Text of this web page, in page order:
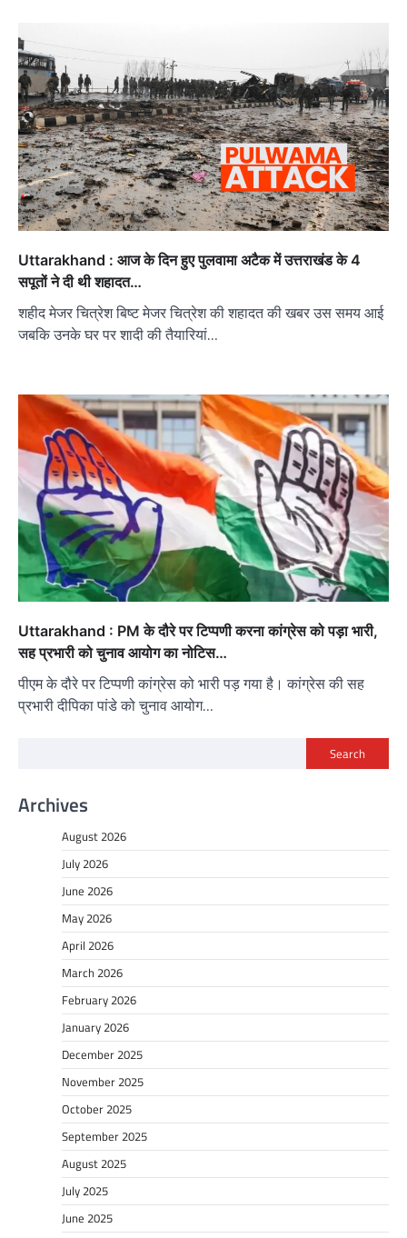
Uttarakhand : आज के दिन हुए पुलवामा अटैक में उत्तराखंड के 4
सपूतों ने दी थी शहादत…
शहीद मेजर चित्रेश बिष्ट मेजर चित्रेश की शहादत की खबर उस समय आई
जबकि उनके घर पर शादी की तैयारियां…
Uttarakhand : PM के दौरे पर टिप्पणी करना कांग्रेस को पड़ा भारी,
सह प्रभारी को चुनाव आयोग का नोटिस…
पीएम के दौरे पर टिप्पणी कांग्रेस को भारी पड़ गया है। कांग्रेस की सह
प्रभारी दीपिका पांडे को चुनाव आयोग…
Search
Archives
August 2026
July 2026
June 2026
May 2026
April 2026
March 2026
February 2026
January 2026
December 2025
November 2025
October 2025
September 2025
August 2025
July 2025
June 2025